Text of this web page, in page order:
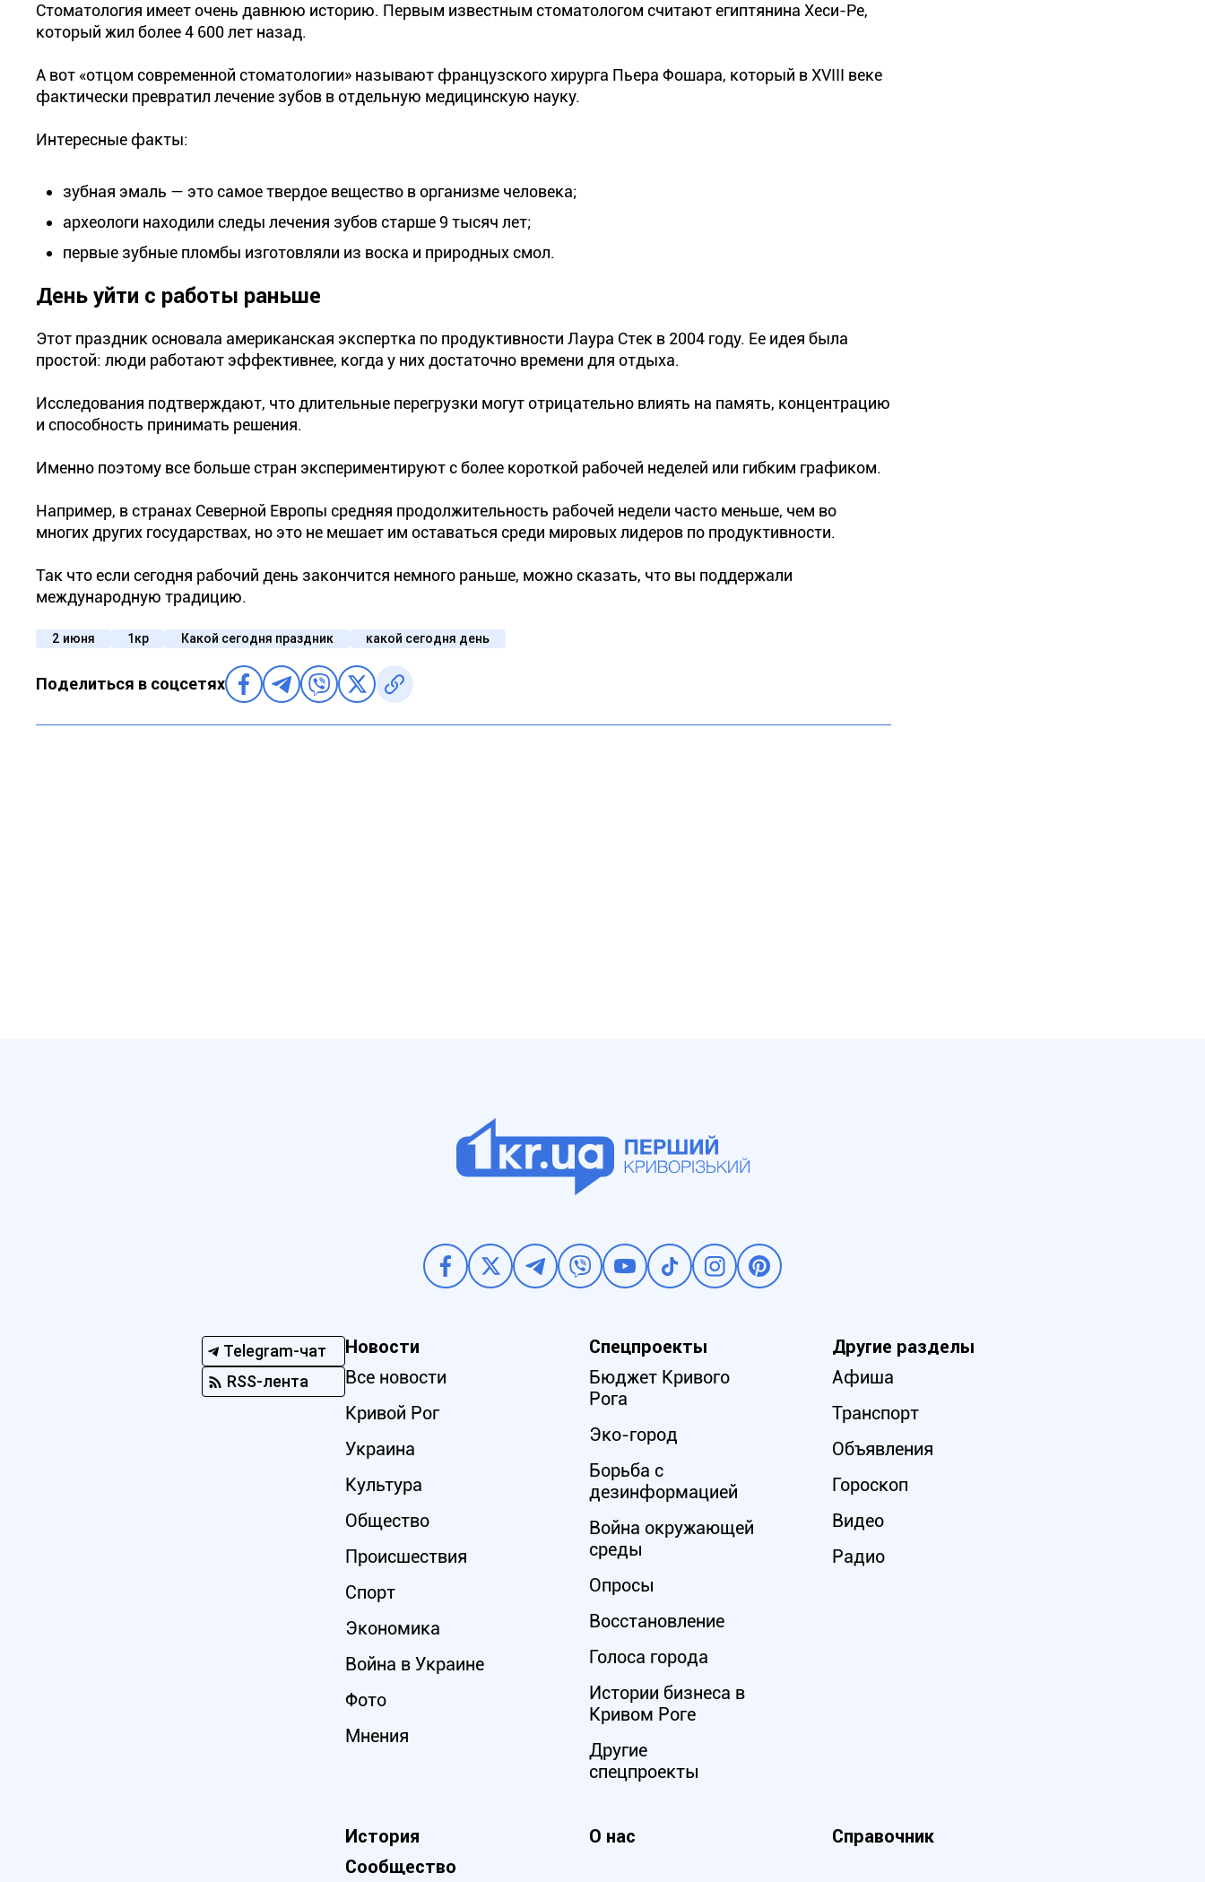
Стоматология имеет очень давнюю историю. Первым известным стоматологом считают египтянина Хеси-Ре,
который жил более 4 600 лет назад.
А вот «отцом современной стоматологии» называют французского хирурга Пьера Фошара, который в XVIII веке
фактически превратил лечение зубов в отдельную медицинскую науку.
Интересные факты:
зубная эмаль — это самое твердое вещество в организме человека;
археологи находили следы лечения зубов старше 9 тысяч лет;
первые зубные пломбы изготовляли из воска и природных смол.
День уйти с работы раньше
Этот праздник основала американская экспертка по продуктивности Лаура Стек в 2004 году. Ее идея была
простой: люди работают эффективнее, когда у них достаточно времени для отдыха.
Исследования подтверждают, что длительные перегрузки могут отрицательно влиять на память, концентрацию
и способность принимать решения.
Именно поэтому все больше стран экспериментируют с более короткой рабочей неделей или гибким графиком.
Например, в странах Северной Европы средняя продолжительность рабочей недели часто меньше, чем во
многих других государствах, но это не мешает им оставаться среди мировых лидеров по продуктивности.
Так что если сегодня рабочий день закончится немного раньше, можно сказать, что вы поддержали
международную традицию.
2 июня 1кр Какой сегодня праздник какой сегодня день
Поделиться в соцсетях
Telegram-чат
RSS-лента
Новости
Все новости
Кривой Рог
Украина
Культура
Общество
Происшествия
Спорт
Экономика
Война в Украине
Фото
Мнения
Спецпроекты
Бюджет Кривого
Рога
Эко-город
Борьба с
дезинформацией
Война окружающей
среды
Опросы
Восстановление
Голоса города
Истории бизнеса в
Кривом Роге
Другие
спецпроекты
Другие разделы
Афиша
Транспорт
Объявления
Гороскоп
Видео
Радио
История О нас
Справочник
Сообщество